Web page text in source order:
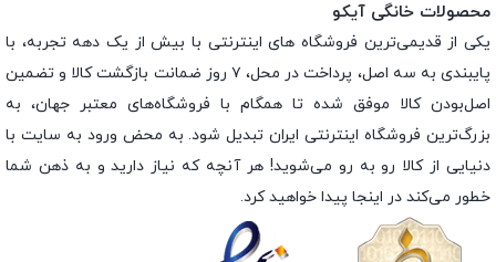
محصولات خانگی آیکو
یکی از قدیمی‌ترین فروشگاه های اینترنتی با بیش از یک دهه تجربه، با
پایبندی به سه اصل، پرداخت در محل، ۷ روز ضمانت بازگشت کالا و تضمین
اصل‌بودن کالا موفق شده تا همگام با فروشگاه‌های معتبر جهان، به
بزرگ‌ترین فروشگاه اینترنتی ایران تبدیل شود. به محض ورود به سایت با
دنیایی از کالا رو به رو می‌شوید! هر آنچه که نیاز دارید و به ذهن شما
خطور می‌کند در اینجا پیدا خواهید کرد.